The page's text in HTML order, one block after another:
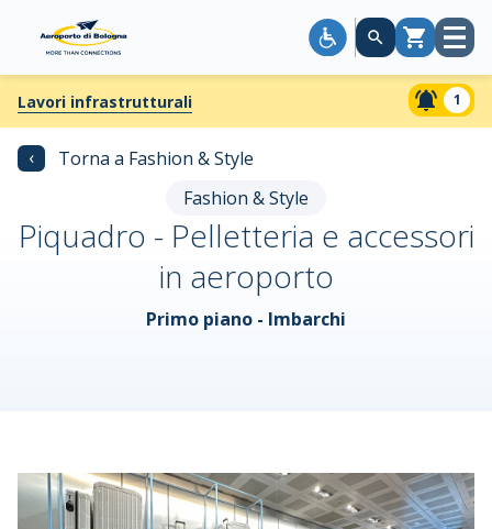
CarrelloApri
Lavori infrastrutturali 1
‹
Torna a Fashion & Style
Fashion & Style
Piquadro - Pelletteria e accessori
in aeroporto
Primo piano - Imbarchi